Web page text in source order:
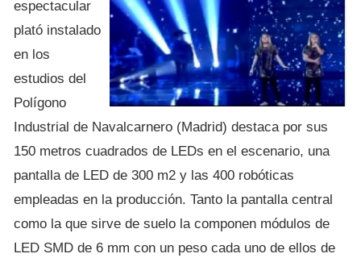
espectacular
plató instalado
en los
estudios del
Polígono
Industrial de Navalcarnero (Madrid) destaca por sus
150 metros cuadrados de LEDs en el escenario, una
pantalla de LED de 300 m2 y las 400 robóticas
empleadas en la producción. Tanto la pantalla central
como la que sirve de suelo la componen módulos de
LED SMD de 6 mm con un peso cada uno de ellos de